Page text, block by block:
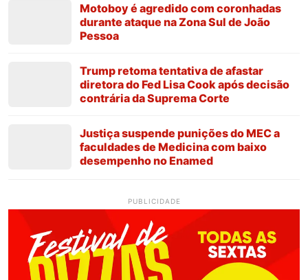
Motoboy é agredido com coronhadas
durante ataque na Zona Sul de João
Pessoa
Trump retoma tentativa de afastar
diretora do Fed Lisa Cook após decisão
contrária da Suprema Corte
Justiça suspende punições do MEC a
faculdades de Medicina com baixo
desempenho no Enamed
PUBLICIDADE